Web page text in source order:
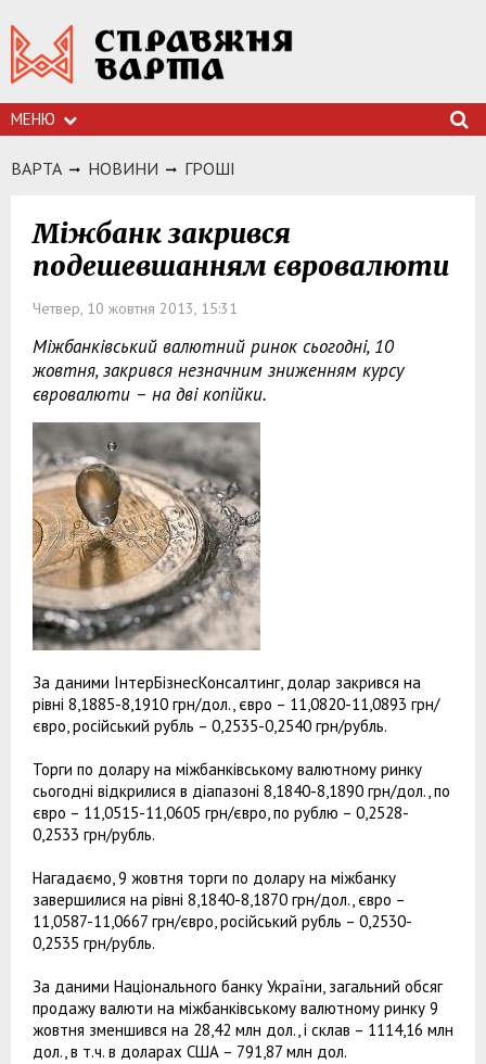
МЕНЮ
ВАРТА НОВИНИ ГРОШI
Міжбанк закрився
подешевшанням євровалюти
Четвер, 10 жовтня 2013, 15:31
Міжбанківський валютний ринок сьогодні, 10
жовтня, закрився незначним зниженням курсу
євровалюти – на дві копійки.
За даними ІнтерБізнесКонсалтинг, долар закрився на
рівні 8,1885-8,1910 грн/дол., євро – 11,0820-11,0893 грн/
євро, російський рубль – 0,2535-0,2540 грн/рубль.
Торги по долару на міжбанківському валютному ринку
сьогодні відкрилися в діапазоні 8,1840-8,1890 грн/дол., по
євро – 11,0515-11,0605 грн/євро, по рублю – 0,2528-
0,2533 грн/рубль.
Нагадаємо, 9 жовтня торги по долару на міжбанку
завершилися на рівні 8,1840-8,1870 грн/дол., євро –
11,0587-11,0667 грн/євро, російський рубль – 0,2530-
0,2535 грн/рубль.
За даними Національного банку України, загальний обсяг
продажу валюти на міжбанківському валютному ринку 9
жовтня зменшився на 28,42 млн дол., і склав – 1114,16 млн
дол., в т.ч. в доларах США – 791,87 млн дол.